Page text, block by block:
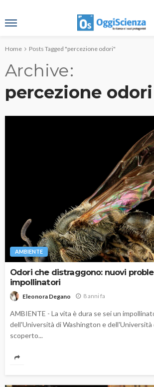
Home Posts Tagged "percezione odori"
Archive
percezione odori
AMBIENTE
Odori che distraggono: nuovi
impollinatori
Eleonora Degano 8 anni fa
AMBIENTE - La vita è dura se sei un
dell'Università di Washington e dell'Università
scoperto...